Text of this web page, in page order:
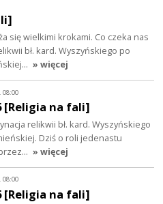
się wielkimi krokami. Co czeka nas
bł. kard. Wyszyńskiego po
» więcej
08:00
[Religia na fali]
relikwii bł. kard. Wyszyńskiego
Dziś o roli jedenastu
» więcej
08:00
[Religia na fali]